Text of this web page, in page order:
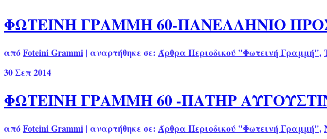
ΦΩΤΕΙΝΗ ΓΡΑΜΜΗ 60-ΠΑΝΕΛΛΗΝΙΟ
απόFoteini Grammi | αναρτήθηκε σε: Άρθρα Περιοδικού "Φωτεινή Γραμμή",
30Σεπ 2014
ΦΩΤΕΙΝΗ ΓΡΑΜΜΗ 60 -ΠΑΤΗΡ
απόFoteini Grammi | αναρτήθηκε σε: Άρθρα Περιοδικού "Φωτεινή Γραμμή",